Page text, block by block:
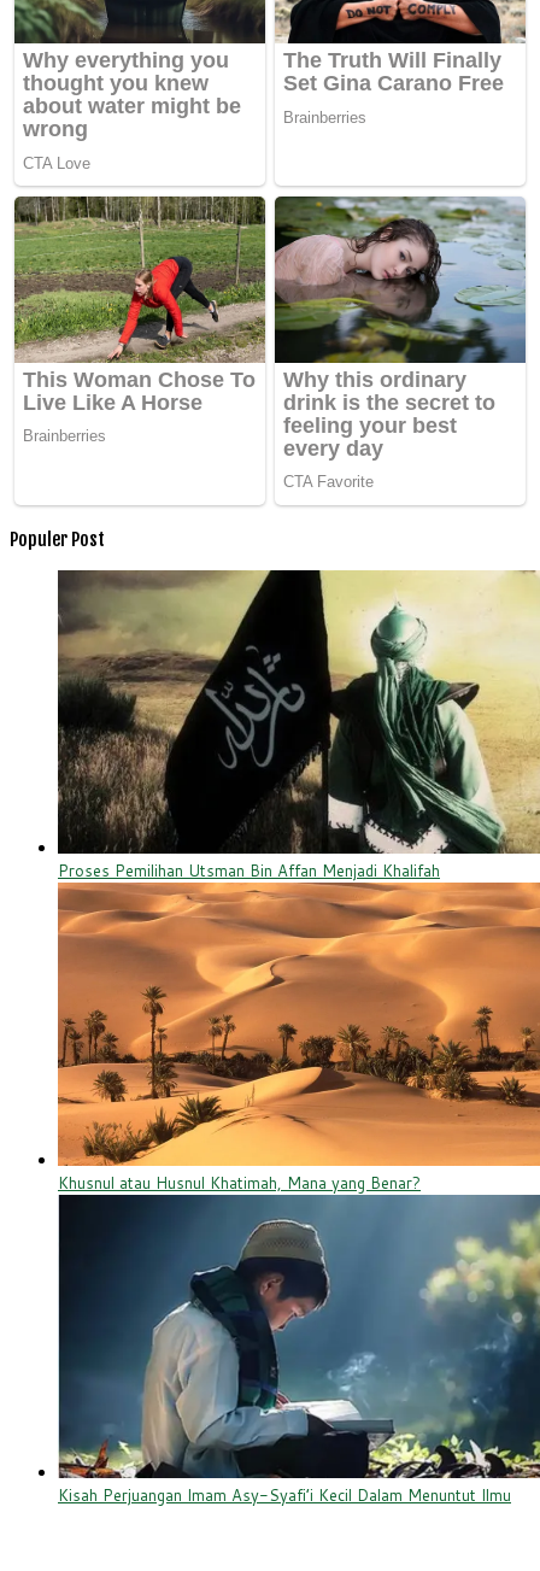
Populer Post
Proses Pemilihan Utsman Bin Affan Menjadi Khalifah
Khusnul atau Husnul Khatimah, Mana yang Benar?
Kisah Perjuangan Imam Asy-Syafi’i Kecil Dalam Menuntut Ilmu